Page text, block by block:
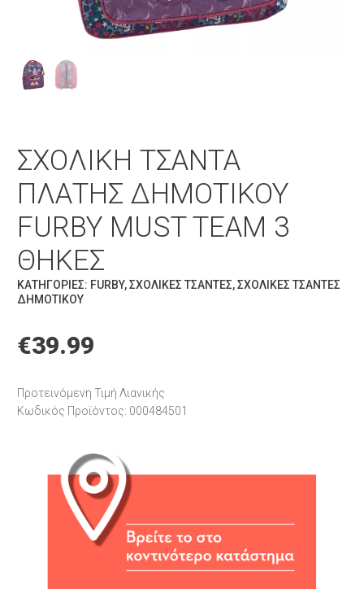
ΣΧΟΛΙΚΉ ΤΣΆΝΤΑ
ΠΛΆΤΗΣ ΔΗΜΟΤΙΚΟΎ
FURBY MUST TEAM 3
ΘΉΚΕΣ
ΚΑΤΗΓΟΡΊΕΣ: FURBY,ΣΧΟΛΙΚΈΣ ΤΣΆΝΤΕΣ,ΣΧΟΛΙΚΈΣ ΤΣΆΝΤΕΣ
ΔΗΜΟΤΙΚΟΎ
€39.99
Προτεινόμενη Τιμή Λιανικής
Κωδικός Προϊόντος: 000484501